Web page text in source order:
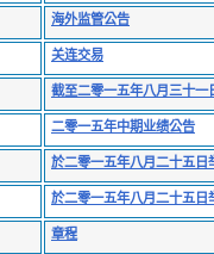
海外监管公告
关连交易
截至二零一五年八月三十一
二零一五年中期业绩公告
於二零一五年八月二十五日
於二零一五年八月二十五日
章程